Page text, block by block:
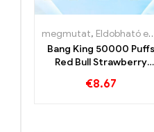
megmutat, Eldobható e-cigaretta nikotinnal
Bang King 50000 Puffs
Red Bull Strawberry
érdekében
€8.67